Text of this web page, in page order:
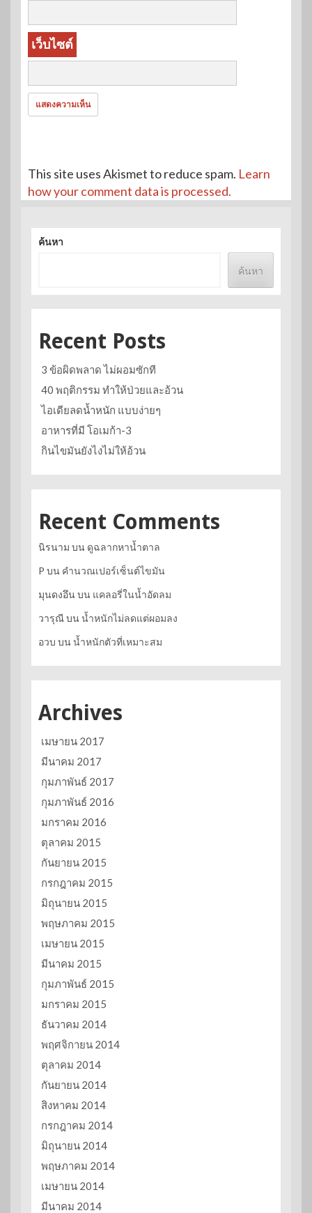
เว็บไซต์
This site uses Akismet to reduce spam. Learn
how your comment data is processed.
ค้นหา
ค้นหา
Recent Posts
3 ข้อผิดพลาด ไม่ผอมซักที
40 พฤติกรรม ทำให้ป่วยและอ้วน
ไอเดียลดน้ำหนัก แบบง่ายๆ
อาหารที่มี โอเมก้า-3
กินไขมันยังไงไม่ให้อ้วน
Recent Comments
นิรนาม บน ดูฉลากหาน้ำตาล
P บน คำนวณเปอร์เซ็นต์ไขมัน
มุนดงอึน บน แคลอรี่ในน้ำอัดลม
วารุณีบน น้ำหนักไม่ลดแต่ผอมลง
อวบ บน น้ำหนักตัวที่เหมาะสม
Archives
เมษายน 2017
มีนาคม 2017
กุมภาพันธ์ 2017
กุมภาพันธ์ 2016
มกราคม 2016
ตุลาคม 2015
กันยายน 2015
กรกฎาคม 2015
มิถุนายน 2015
พฤษภาคม 2015
เมษายน 2015
มีนาคม 2015
กุมภาพันธ์ 2015
มกราคม 2015
ธันวาคม 2014
พฤศจิกายน 2014
ตุลาคม 2014
กันยายน 2014
สิงหาคม 2014
กรกฎาคม 2014
มิถุนายน 2014
พฤษภาคม 2014
เมษายน 2014
มีนาคม 2014